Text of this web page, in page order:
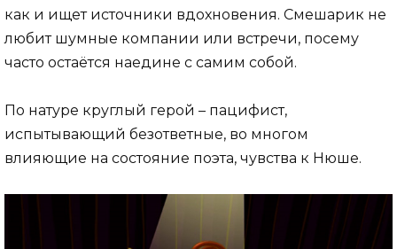
как и ищет источники вдохновения. Смешарик не
любит шумные компании или встречи, посему
часто остаётся наедине с самим собой.
По натуре круглый герой – пацифист,
испытывающий безответные, во многом
влияющие на состояние поэта, чувства к Нюше.